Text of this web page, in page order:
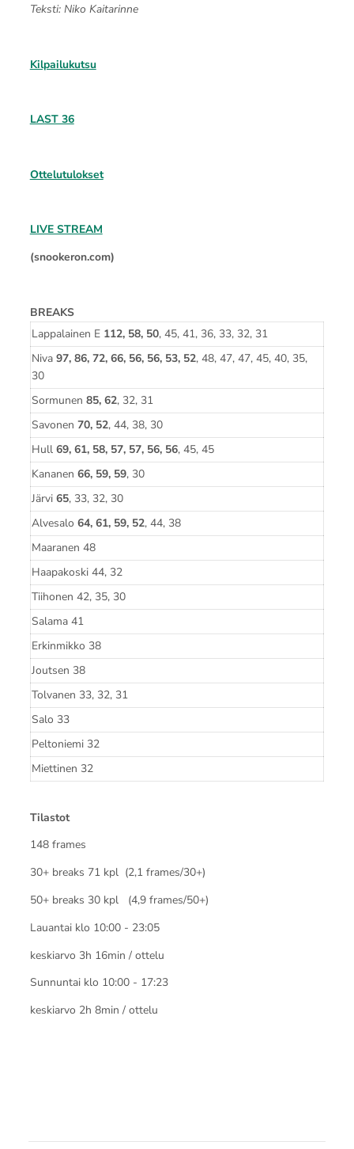
Teksti: Niko Kaitarinne
Kilpailukutsu
LAST 36
Ottelutulokset
LIVE STREAM
(snookeron.com)
BREAKS
Lappalainen E 112, 58, 50, 45, 41, 36, 33, 32, 31
Niva97, 86, 72, 66, 56, 56, 53, 52, 48, 47, 47, 45, 40, 35,
30
Sormunen85, 62, 32, 31
Savonen70, 52, 44, 38, 30
Hull69, 61, 58, 57, 57, 56, 56, 45, 45
Kananen 66, 59, 59, 30
Järvi65, 33, 32, 30
Alvesalo64, 61, 59, 52, 44, 38
Maaranen 48
Haapakoski 44, 32
Tiihonen 42, 35, 30
Salama 41
Erkinmikko 38
Joutsen 38
Tolvanen 33, 32, 31
Salo 33
Peltoniemi 32
Miettinen 32
Tilastot
148 frames
30+ breaks 71 kpl (2,1 frames/30+)
50+ breaks 30 kpl (4,9 frames/50+)
Lauantai klo 10:00 - 23:05
keskiarvo 3h 16min / ottelu
Sunnuntai klo 10:00 - 17:23
keskiarvo 2h 8min / ottelu